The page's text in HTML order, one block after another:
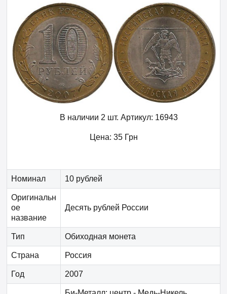
В наличии 2 шт. Артикул: 16943
Цена: 35 Грн
Номинал 10 рублей
Оригинальн
ое
название
Десять рублей России
Тип Обиходная монета
Страна Россия
Год 2007